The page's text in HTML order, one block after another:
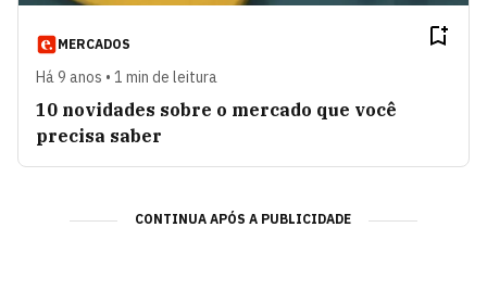
MERCADOS
Há 9 anos • 1 min de leitura
10 novidades sobre o mercado que você
precisa saber
CONTINUA APÓS A PUBLICIDADE